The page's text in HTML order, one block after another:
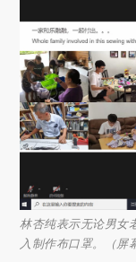
林杏纯表示无论男女
入制作布口罩。（屏